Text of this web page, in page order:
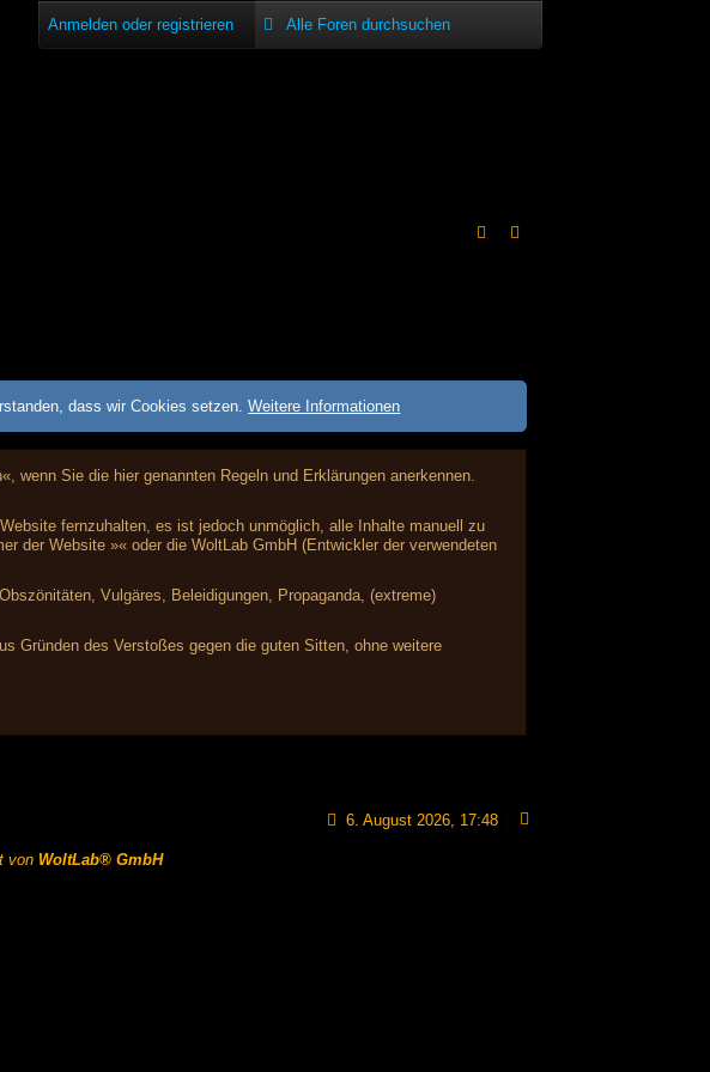
Anmelden oder registrieren
dass wir Cookies setzen.Weitere Informationen
wenn Sie die hier genannten Regeln und Erklärungen anerkennen.
fernzuhalten, es ist jedoch unmöglich, alle Inhalte manuell zu
der Website »« oder die WoltLab GmbH (Entwickler der verwendeten
Vulgäres, Beleidigungen, Propaganda, (extreme)
Gründen des Verstoßes gegen die guten Sitten, ohne weitere
6. August 2026, 17:48
von WoltLab® GmbH